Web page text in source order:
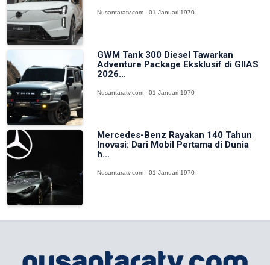
Nusantaratv.com - 01 Januari 1970
GWM Tank 300 Diesel Tawarkan
Adventure Package Eksklusif di GIIAS
2026...
Nusantaratv.com - 01 Januari 1970
Mercedes-Benz Rayakan 140 Tahun
Inovasi: Dari Mobil Pertama di Dunia
h...
Nusantaratv.com - 01 Januari 1970